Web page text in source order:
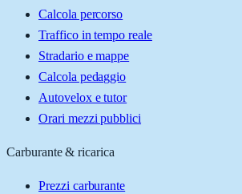
Calcola percorso
Traffico in tempo reale
Stradario e mappe
Calcola pedaggio
Autovelox e tutor
Orari mezzi pubblici
Carburante & ricarica
Prezzi carburante